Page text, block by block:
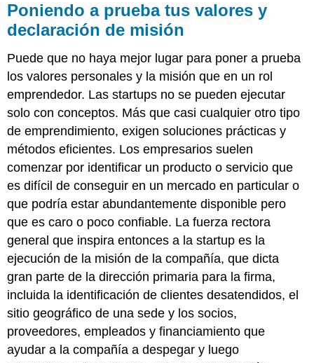
Poniendo a prueba tus valores y
declaración de misión
Puede que no haya mejor lugar para poner a prueba
los valores personales y la misión que en un rol
emprendedor. Las startups no se pueden ejecutar
solo con conceptos. Más que casi cualquier otro tipo
de emprendimiento, exigen soluciones prácticas y
métodos eficientes. Los empresarios suelen
comenzar por identificar un producto o servicio que
es difícil de conseguir en un mercado en particular o
que podría estar abundantemente disponible pero
que es caro o poco confiable. La fuerza rectora
general que inspira entonces a la startup es la
ejecución de la misión de la compañía, que dicta
gran parte de la dirección primaria para la firma,
incluida la identificación de clientes desatendidos, el
sitio geográfico de una sede y los socios,
proveedores, empleados y financiamiento que
ayudar a la compañía a despegar y luego